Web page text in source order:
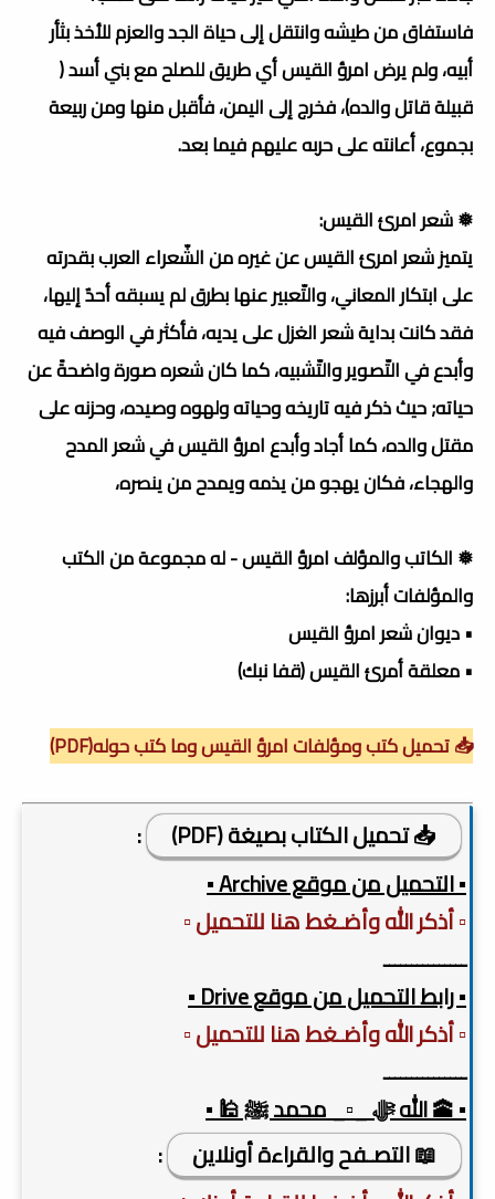
فاستفاق من طيشه وانتقل إلى حياة الجد والعزم للأخذ بثأر
أبيه، ولم يرض امرؤ القيس أي طريق للصلح مع بني أسد (
قبيلة قاتل والده)، فخرج إلى اليمن، فأقبل منها ومن ربيعة
بجموع، أعانته على حربه عليهم فيما بعد.
❅ شعر امرئ القيس:
يتميز شعر امرئ القيس عن غيره من الشّعراء العرب بقدرته
على ابتكار المعاني، والتّعبير عنها بطرق لم يسبقه أحدٌ إليها،
فقد كانت بداية شعر الغزل على يديه، فأكثر في الوصف فيه
وأبدع في التّصوير والتّشبيه، كما كان شعره صورة واضحةً عن
حياته; حيث ذكر فيه تاريخه وحياته ولهوه وصيده، وحزنه على
مقتل والده، كما أجاد وأبدع امرؤ القيس في شعر المدح
والهجاء، فكان يهجو من يذمه ويمدح من ينصره،
❅ الكاتب والمؤلف امرؤ القيس - له مجموعة من الكتب
والمؤلفات أبرزها:
• ديوان شعر امرؤ القيس
• معلقة أمرئ القيس (قفا نبك)
📥 تحميل كتب ومؤلفات امرؤ القيس وما كتب حوله(PDF)
📥 تحميل الكتاب بصيغة (PDF)
:
▪️ التحميل من موقع Archive ▪️
▫️ أذكر الله وأضـغط هنا للتحميل ▫️
ـــــــــــــــ
▪️ رابط التحميل من موقع Drive ▪️
▫️ أذكر الله وأضـغط هنا للتحميل ▫️
ـــــــــــــــ
▪️ 🕋 الله ﷻ _▫️_ محمد ﷺ 🕌 ▪️
📖 التصـفح والقراءة أونلاين
: